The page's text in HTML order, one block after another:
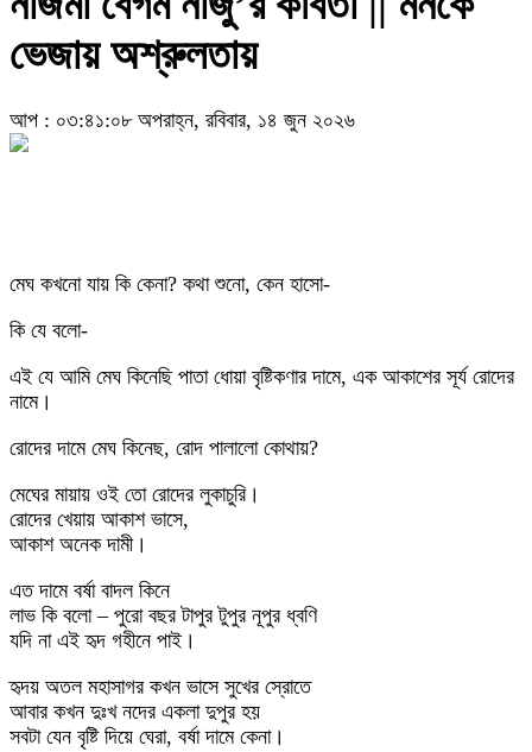
ভেজায় অশ্রুলতায়
আপ : ০৩:৪১:০৮ অপরাহ্ন, রবিবার, ১৪ জুন ২০২৬
মেঘ কখনো যায় কি কেনা? কথা শুনো, কেন হাসো-
কি যে বলো-
এই যে আমি মেঘ কিনেছি পাতা ধোয়া বৃষ্টিকণার দামে, এক আকাশের সূর্য রোদের
নামে।
রোদের দামে মেঘ কিনেছ, রোদ পালালো কোথায়?
মেঘের মায়ায় ওই তো রোদের লুকাচুরি।
রোদের খেয়ায় আকাশ ভাসে,
আকাশ অনেক দামী।
এত দামে বর্ষা বাদল কিনে
লাভ কি বলো – পুরো বছর টাপুর টুপুর নূপুর ধ্বণি
যদি না এই হৃদ গহীনে পাই।
হৃদয় অতল মহাসাগর কখন ভাসে সুখের স্রোতে
আবার কখন দুঃখ নদের একলা দুপুর হয়
সবটা যেন বৃষ্টি দিয়ে ঘেরা, বর্ষা দামে কেনা।